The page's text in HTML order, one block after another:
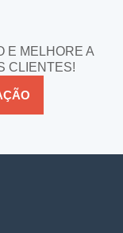
E MELHORE A
CLIENTES!